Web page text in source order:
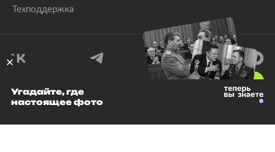
Техподдержка
© 1999–2026 Все права защищены.
Угадайте, где
настоящее фото